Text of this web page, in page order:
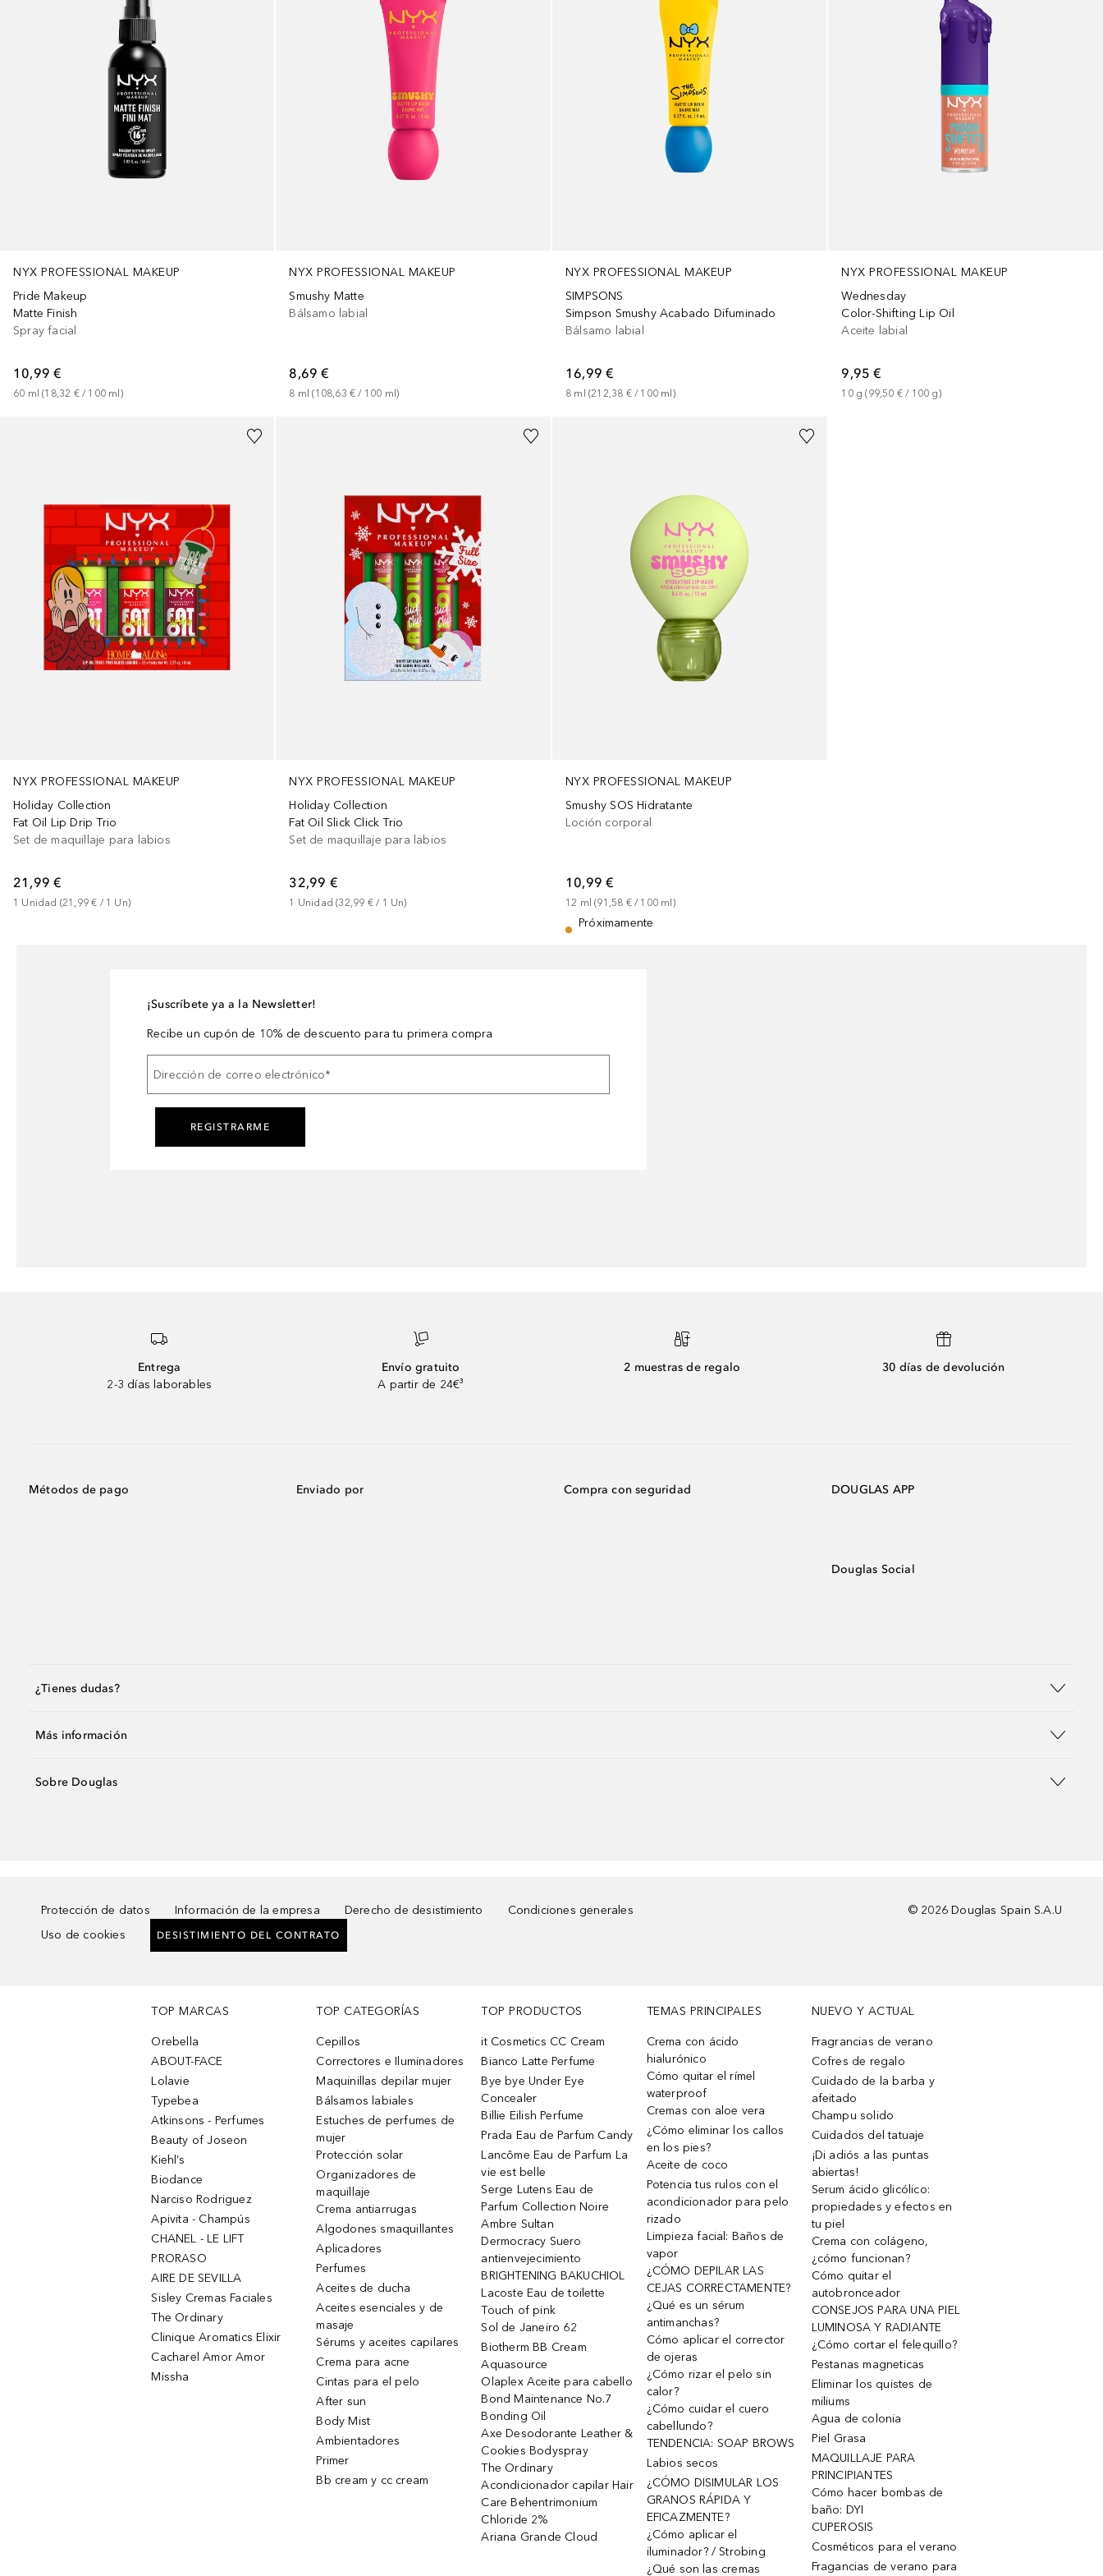
NYX PROFESSIONAL MAKEUP
Pride Makeup
Matte Finish
Spray facial
10,99 €
60 ml (18,32 € / 100 ml)
NYX PROFESSIONAL MAKEUP
Smushy Matte
Bálsamo labial
8,69 €
8 ml (108,63 € / 100 ml)
NYX PROFESSIONAL MAKEUP
SIMPSONS
Simpson Smushy Acabado Difuminado
Bálsamo labial
16,99 €
8 ml (212,38 € / 100 ml)
NYX PROFESSIONAL MAKEUP
Wednesday
Color-Shifting Lip Oil
Aceite labial
9,95 €
10 g (99,50 € / 100 g)
NYX PROFESSIONAL MAKEUP
Holiday Collection
Fat Oil Lip Drip Trio
Set de maquillaje para labios
21,99 €
1 Unidad (21,99 € / 1 Un)
NYX PROFESSIONAL MAKEUP
Holiday Collection
Fat Oil Slick Click Trio
Set de maquillaje para labios
32,99 €
1 Unidad (32,99 € / 1 Un)
NYX PROFESSIONAL MAKEUP
Smushy SOS Hidratante
Loción corporal
10,99 €
12 ml (91,58 € / 100 ml )
Próximamente
+ 5
¡Suscríbete ya a la Newsletter!
Recibe un cupón de 10% de descuento para tu primera compra
Dirección de correo electrónico*
REGISTRARME
Entrega
2-3 días laborables
Envío gratuito
A partir de 24€³
2 muestras de regalo 30 días de devolución
Métodos de pago Enviado por Compra con seguridad DOUGLAS APP
Douglas Social
¿Tienes dudas?
Más información
Sobre Douglas
Protección de datos Información de la empresa Derecho de desistimiento
Condiciones generales
Uso de cookies
DESISTIMIENTO DEL CONTRATO
© 2026 Douglas Spain S.A.U
TOP MARCAS
Orebella
ABOUT-FACE
Lolavie
Typebea
Atkinsons - Perfumes
Beauty of Joseon
Kiehl’s
Biodance
Narciso Rodriguez
Apivita - Champús
CHANEL - LE LIFT
PRORASO
AIRE DE SEVILLA
Sisley Cremas Faciales
The Ordinary
Clinique Aromatics Elixir
Cacharel Amor Amor
Missha
TOP CATEGORÍAS
Cepillos
Correctores e Iluminadores
Maquinillas depilar mujer
Bálsamos labiales
Estuches de perfumes de
mujer
Protección solar
Organizadores de
maquillaje
Crema antiarrugas
Algodones smaquillantes
Aplicadores
Perfumes
Aceites de ducha
Aceites esenciales y de
masaje
Sérums y aceites capilares
Crema para acne
Cintas para el pelo
After sun
Body Mist
Ambientadores
Primer
Bb cream y cc cream
TOP PRODUCTOS
it Cosmetics CC Cream
Bianco Latte Perfume
Bye bye Under Eye
Concealer
Billie Eilish Perfume
Prada Eau de Parfum Candy
Lancôme Eau de Parfum La
vie est belle
Serge Lutens Eau de
Parfum Collection Noire
Ambre Sultan
Dermocracy Suero
antienvejecimiento
BRIGHTENING BAKUCHIOL
Lacoste Eau de toilette
Touch of pink
Sol de Janeiro 62
Biotherm BB Cream
Aquasource
Olaplex Aceite para cabello
Bond Maintenance No.7
Bonding Oil
Axe Desodorante Leather &
Cookies Bodyspray
The Ordinary
Acondicionador capilar Hair
Care Behentrimonium
Chloride 2%
Ariana Grande Cloud
TEMAS PRINCIPALES
Crema con ácido
hialurónico
Cómo quitar el rímel
waterproof
Cremas con aloe vera
¿Cómo eliminar los callos
en los pies?
Aceite de coco
Potencia tus rulos con el
acondicionador para pelo
rizado
Limpieza facial: Baños de
vapor
¿CÓMO DEPILAR LAS
CEJAS CORRECTAMENTE?
¿Qué es un sérum
antimanchas?
Cómo aplicar el corrector
de ojeras
¿Cómo rizar el pelo sin
calor?
¿Cómo cuidar el cuero
cabellundo?
TENDENCIA: SOAP BROWS
Labios secos
¿CÓMO DISIMULAR LOS
GRANOS RÁPIDA Y
EFICAZMENTE?
¿Cómo aplicar el
iluminador? / Strobing
¿Qué son las cremas
NUEVO Y ACTUAL
Fragrancias de verano
Cofres de regalo
Cuidado de la barba y
afeitado
Champu solido
Cuidados del tatuaje
¡Di adiós a las puntas
abiertas!
Serum ácido glicólico:
propiedades y efectos en
tu piel
Crema con colágeno,
¿cómo funcionan?
Cómo quitar el
autobronceador
CONSEJOS PARA UNA PIEL
LUMINOSA Y RADIANTE
¿Cómo cortar el felequillo?
Pestanas magneticas
Eliminar los quistes de
miliums
Agua de colonia
Piel Grasa
MAQUILLAJE PARA
PRINCIPIANTES
Cómo hacer bombas de
baño: DYI
CUPEROSIS
Cosméticos para el verano
Fragancias de verano para